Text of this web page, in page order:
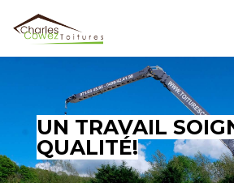
UN TRAVAIL
QUALITÉ!